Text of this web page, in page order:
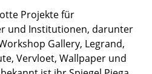
Projekte für
und Institutionen, darunter
Gallery, Legrand,
Vervloet, Wallpaper und